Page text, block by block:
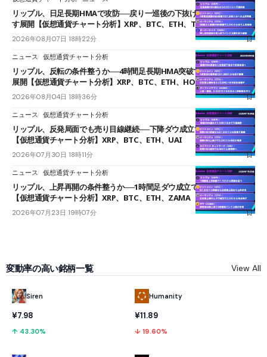
リップル、日足長期HMAで攻防──戻り一巡後の下抜けで0.95ドルを試
す展開【仮想通貨チャート分析】XRP、BTC、ETH、TAKE
2026年08月07日 18時22分
ニュース 仮想通貨チャート分析
リップル、反転の条件整うか──4時間足長期HMA突破で雲下端を目指す
展開【仮想通貨チャート分析】XRP、BTC、ETH、HOME
2026年08月04日 18時36分
ニュース 仮想通貨チャート分析
リップル、反発局面でも売り目線継続──下降ダウ成立で下値追う展開
【仮想通貨チャート分析】XRP、BTC、ETH、UAI
2026年07月30日 18時11分
ニュース 仮想通貨チャート分析
リップル、上昇再開の条件整うか──1時間足ダウ成立で1.185ドルを狙う
【仮想通貨チャート分析】XRP、BTC、ETH、ZAMA
2026年07月23日 19時07分
変動率の高い銘柄一覧 View All
Siren
¥7.98
↑ 43.30%
Humanity
¥11.89
↓ 19.60%